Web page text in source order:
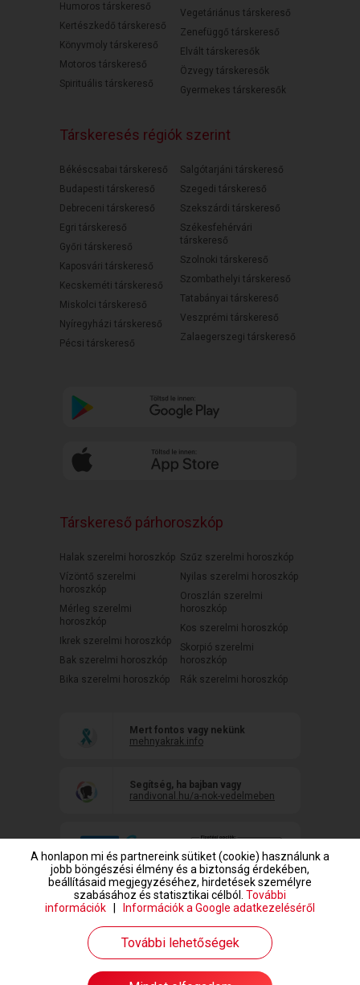
Humoros társkereső
Kertészkedő társkereső
Könyvmoly társkereső
Motoros társkereső
Spirituális társkereső
Vegetáriánus társkereső
Zenefüggő társkereső
Elvált társkeresők
Özvegy társkeresők
Gyermekes társkeresők
Társkeresés régiók szerint
Békéscsabai társkereső
Budapesti társkereső
Debreceni társkereső
Egri társkereső
Győri társkereső
Kaposvári társkereső
Kecskeméti társkereső
Miskolci társkereső
Nyíregyházi társkereső
Pécsi társkereső
Salgótarjáni társkereső
Szegedi társkereső
Szekszárdi társkereső
Székesfehérvári
társkereső
Szolnoki társkereső
Szombathelyi társkereső
Tatabányai társkereső
Veszprémi társkereső
Zalaegerszegi társkereső
Társkereső párhoroszkóp
Halak szerelmi horoszkóp
Vízöntő szerelmi
horoszkóp
Mérleg szerelmi
horoszkóp
Ikrek szerelmi horoszkóp
Bak szerelmi horoszkóp
Bika szerelmi horoszkóp
Szűz szerelmi horoszkóp
Nyilas szerelmi horoszkóp
Oroszlán szerelmi
horoszkóp
Kos szerelmi horoszkóp
Skorpió szerelmi
horoszkóp
Rák szerelmi horoszkóp
Mert fontos vagy nekünk
mehnyakrak.info
Segítség, ha bajban vagy
randivonal.hu/a-nok-vedelmeben
www.randivonal.hu © Copyright 1999-2026 Dating Central Europe Zrt.
A honlapon mi és partnereink sütiket (cookie) használunk a
jobb böngészési élmény és a biztonság érdekében,
beállításaid megjegyzéséhez, hirdetések személyre
szabásához és statisztikai célból. További
információk
Információk a Google adatkezeléséről
További lehetőségek